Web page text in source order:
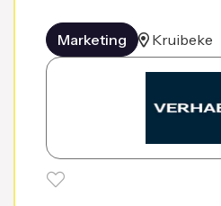
Marketing Kruibeke